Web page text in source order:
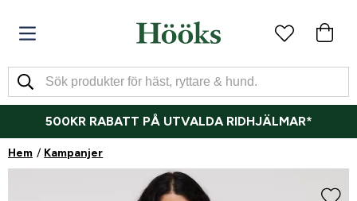
500KR RABATT PÅ UTVALDA RIDHJÄLMAR*
Hem Kampanjer